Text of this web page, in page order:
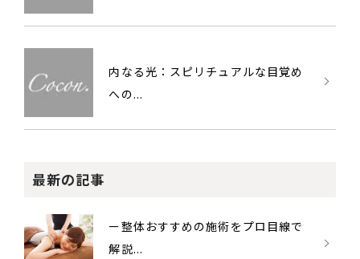
内なる光：スピリチュアルな目覚め
への...
最新の記事
ー整体おすすめの施術をプロ目線で
解説...